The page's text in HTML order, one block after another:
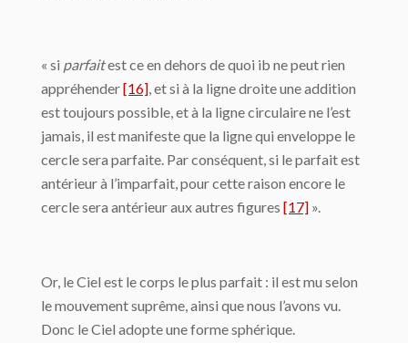
« si parfaitest ce en dehors de quoi ib ne peut rien
ap­préhender[16], et si à la ligne droite une addition
est toujours possible, et à la ligne circu­laire ne l’est
jamais, il est manifeste que la ligne qui enveloppe le
cercle sera parfaite. Par conséquent, si le parfait est
antérieur à l’imparfait, pour cette raison encore le
cercle sera antérieur aux autres figures [17] ».
Or, le Ciel est le corps le plus parfait : il est mu selon
le mouvement suprême, ainsi que nous l’avons vu.
Donc le Ciel adopte une forme sphérique.